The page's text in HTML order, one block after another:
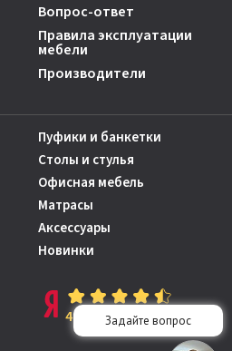
Вопрос-ответ
Правила эксплуатации
мебели
Производители
Пуфики и банкетки
Столы и стулья
Офисная мебель
Матрасы
Аксессуары
Новинки
4,7 149отзывов